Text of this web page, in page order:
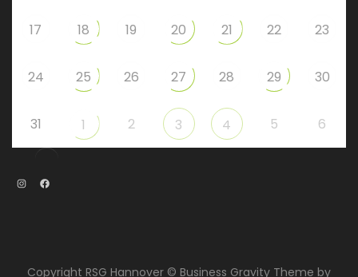
17 18 19 20 21 22 23
24 25 26 27 28 29 30
31 1 2 3 4 5 6
Copyright RSG Hannover © Business Gravity Theme by